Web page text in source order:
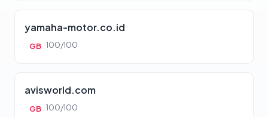
yamaha-motor.co.id
GB 100/100
avisworld.com
GB 100/100